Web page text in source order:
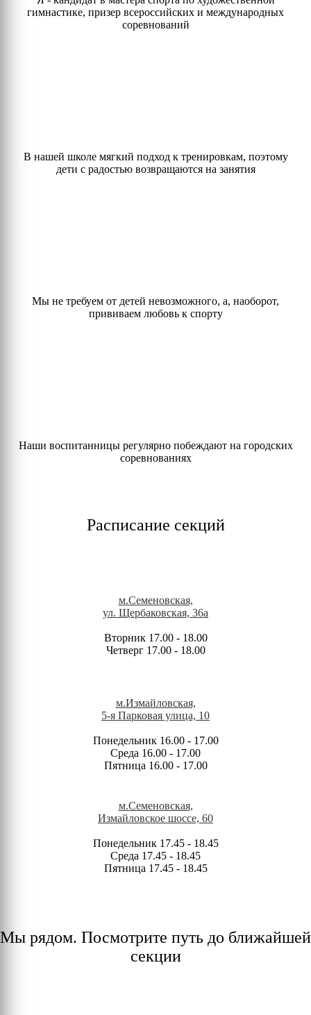
гимнастике, призер всероссийских и международных
соревнований
В нашей школе мягкий подход к тренировкам, поэтому
дети с радостью возвращаются на занятия
Мы не требуем от детей невозможного, а, наоборот,
прививаем любовь к спорту
Наши воспитанницы регулярно побеждают на городских
соревнованиях
Расписание секций
м.Семеновская,
ул. Щербаковская, 36а
Вторник 17.00 - 18.00
Четверг 17.00 - 18.00
м.Измайловская,
5-я Парковая улица, 10
Понедельник 16.00 - 17.00
Среда 16.00 - 17.00
Пятница 16.00 - 17.00
м.Семеновская,
Измайловское шоссе, 60
Понедельник 17.45 - 18.45
Среда 17.45 - 18.45
Пятница 17.45 - 18.45
Мы рядом. Посмотрите путь до ближайшей
секции